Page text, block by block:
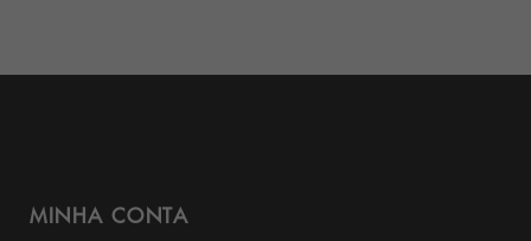
MINHA CONTA